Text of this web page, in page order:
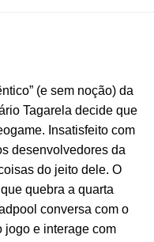
(e sem noção) da
Tagarela decide que
Insatisfeito com
desenvolvedores da
do jeito dele. O
quebra a quarta
conversa com o
jogo e interage com